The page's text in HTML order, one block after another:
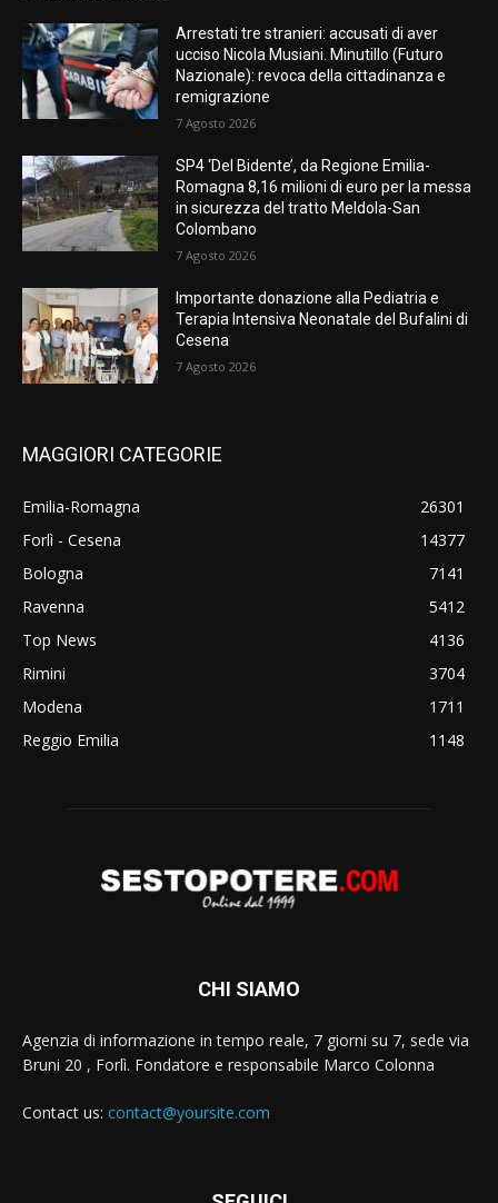
Arrestati tre stranieri: accusati di aver
ucciso Nicola Musiani. Minutillo (Futuro
Nazionale): revoca della cittadinanza e
remigrazione
7 Agosto 2026
SP4 ‘Del Bidente’, da Regione Emilia-
Romagna 8,16 milioni di euro per la messa
in sicurezza del tratto Meldola-San
Colombano
7 Agosto 2026
Importante donazione alla Pediatria e
Terapia Intensiva Neonatale del Bufalini di
Cesena
7 Agosto 2026
MAGGIORI CATEGORIE
Emilia-Romagna
26301
Forlì - Cesena
14377
Bologna
7141
Ravenna
5412
Top News
4136
Rimini
3704
Modena
1711
Reggio Emilia
1148
CHI SIAMO
Agenzia di informazione in tempo reale, 7 giorni su 7, sede via
Bruni 20 , Forlì. Fondatore e responsabile Marco Colonna
Contact us: contact@yoursite.com